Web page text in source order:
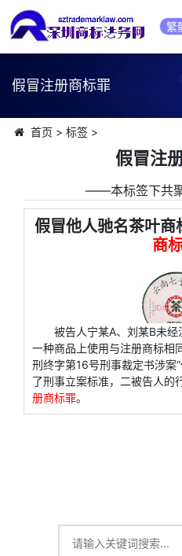
繁
假冒注册商标罪
首页 > 标签>
假冒注
――本标签下共
假冒他人驰名茶叶商
商
被告人宁某A、刘某B未
一种商品上使用与注册商标相
刑终字第16号刑事裁定书涉案
了刑事立案标准，二被告人的
册商标罪。